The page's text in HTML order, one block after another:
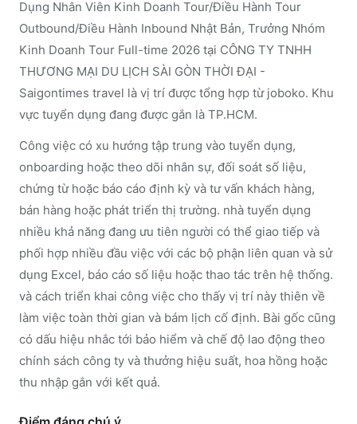
Dụng Nhân Viên Kinh Doanh Tour/Điều Hành Tour
Outbound/Điều Hành Inbound Nhật Bản, Trưởng Nhóm
Kinh Doanh Tour Full-time 2026 tại CÔNG TY TNHH
THƯƠNG MẠI DU LỊCH SÀI GÒN THỜI ĐẠI -
Saigontimes travel là vị trí được tổng hợp từ joboko. Khu
vực tuyển dụng đang được gắn là TP.HCM.
Công việc có xu hướng tập trung vào tuyển dụng,
onboarding hoặc theo dõi nhân sự, đối soát số liệu,
chứng từ hoặc báo cáo định kỳ và tư vấn khách hàng,
bán hàng hoặc phát triển thị trường. nhà tuyển dụng
nhiều khả năng đang ưu tiên người có thể giao tiếp và
phối hợp nhiều đầu việc với các bộ phận liên quan và sử
dụng Excel, báo cáo số liệu hoặc thao tác trên hệ thống.
và cách triển khai công việc cho thấy vị trí này thiên về
làm việc toàn thời gian và bám lịch cố định. Bài gốc cũng
có dấu hiệu nhắc tới bảo hiểm và chế độ lao động theo
chính sách công ty và thưởng hiệu suất, hoa hồng hoặc
thu nhập gắn với kết quả.